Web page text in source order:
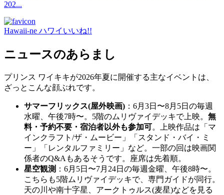
202...
Hawaii-ne ハワイいいね!!
ニュースのあらまし
プリンス ワイキキが2026年夏に開催する主なイベントは、
ざっとこんな顔ぶれです。
サマーフリックス(屋外映画) ：6月3日〜8月5日の毎週
水曜、午後7時〜。5階のムリヴァイデッキで上映。 無
料・予約不要・宿泊者以外も参加可。上映作品は「マ
インクラフト/ザ・ムービー」「スタンド・バイ・ミ
ー」「レンタルファミリー」など。一部の回は映画関
係者のQ&Aもあるそうです。座席は先着順。
星空観測 ：6月5日〜7月24日の毎週金曜、午後8時〜。
こちらも5階ムリヴァイデッキで、専門ガイドが同行。
天の川や南十字星、アークトゥルス(麦星)などを見る